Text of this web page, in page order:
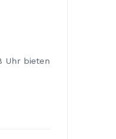
Uhr bieten